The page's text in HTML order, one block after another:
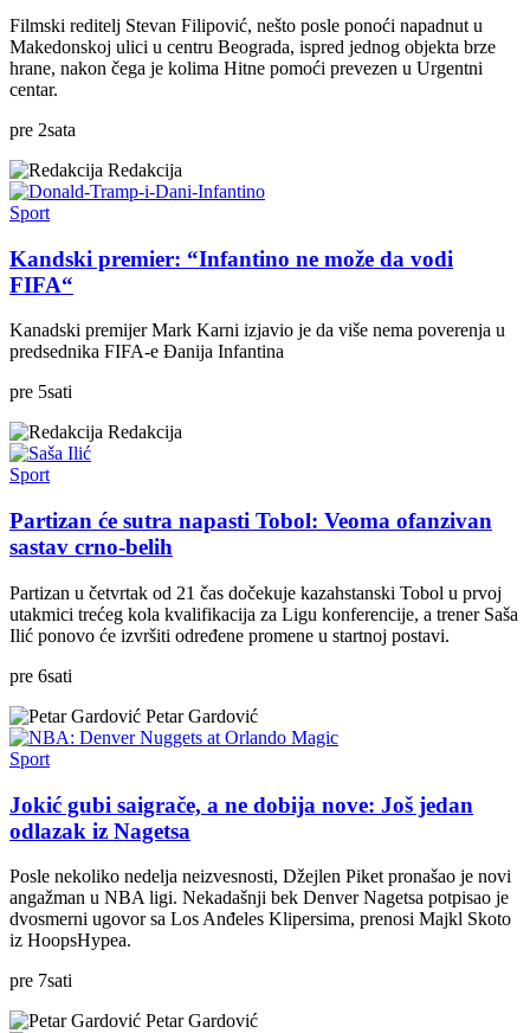
Filmski reditelj Stevan Filipović, nešto posle ponoći napadnut u
Makedonskoj ulici u centru Beograda, ispred jednog objekta brze
hrane, nakon čega je kolima Hitne pomoći prevezen u Urgentni
centar.
pre 2sata
Redakcija
Sport
Kandski premier: “Infantino ne može da vodi
FIFA“
Kanadski premijer Mark Karni izjavio je da više nema poverenja u
predsednika FIFA-e Đanija Infantina
pre 5sati
Redakcija
Sport
Partizan će sutra napasti Tobol: Veoma ofanzivan
sastav crno-belih
Partizan u četvrtak od 21 čas dočekuje kazahstanski Tobol u prvoj
utakmici trećeg kola kvalifikacija za Ligu konferencije, a trener Saša
Ilić ponovo će izvršiti određene promene u startnoj postavi.
pre 6sati
Petar Gardović
Sport
Jokić gubi saigrače, a ne dobija nove: Još jedan
odlazak iz Nagetsa
Posle nekoliko nedelja neizvesnosti, Džejlen Piket pronašao je novi
angažman u NBA ligi. Nekadašnji bek Denver Nagetsa potpisao je
dvosmerni ugovor sa Los Anđeles Klipersima, prenosi Majkl Skoto
iz HoopsHypea.
pre 7sati
Petar Gardović